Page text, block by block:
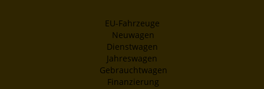
EU-Fahrzeuge
Neuwagen
Dienstwagen
Jahreswagen
Gebrauchtwagen
Finanzierung